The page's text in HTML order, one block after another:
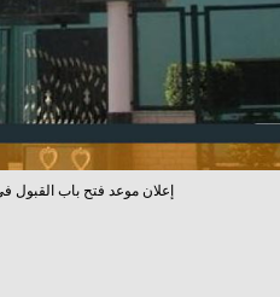
إعلان موعد فتح باب القبول